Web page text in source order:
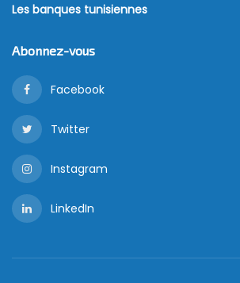
Les banques tunisiennes
Abonnez-vous
Facebook
Twitter
Instagram
LinkedIn